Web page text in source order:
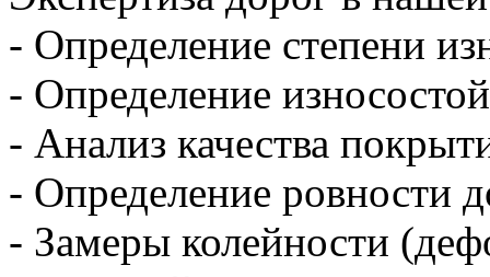
- Определение степени
- Определение
- Анализ качества
- Определение ровности
- Замеры колейности